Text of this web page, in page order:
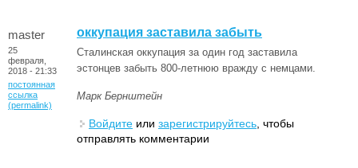
master
25
февраля,
2018 - 21:33
постоянная
ссылка
(permalink)
оккупация заставила забыть
Сталинская оккупация за один год заставила
эстонцев забыть 800-летнюю вражду с немцами.
Марк Бернштейн
Войдите или зарегистрируйтесь , чтобы
отправлять комментарии